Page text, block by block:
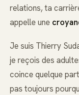
relations, ta
appelle une
Je suis Thierry
je reçois des
coince quelque
pas toujours